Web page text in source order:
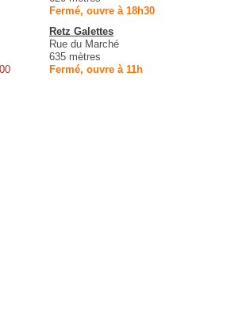
Fermé, ouvre à 18h30
Retz Galettes
Rue du Marché
635 mètres
Fermé, ouvre à 11h